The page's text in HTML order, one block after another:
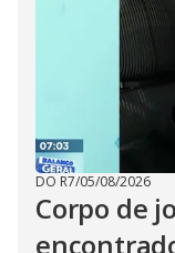
DO R7/05/08/2026
Corpo de